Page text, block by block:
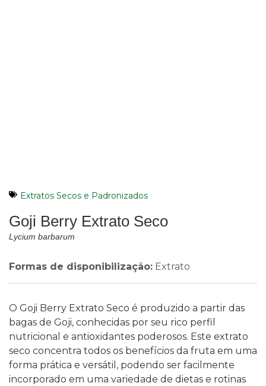
Extratos Secos e Padronizados
Goji Berry Extrato Seco
Lycium barbarum
Formas de disponibilização: Extrato
O Goji Berry Extrato Seco é produzido a partir das
bagas de Goji, conhecidas por seu rico perfil
nutricional e antioxidantes poderosos. Este extrato
seco concentra todos os benefícios da fruta em uma
forma prática e versátil, podendo ser facilmente
incorporado em uma variedade de dietas e rotinas